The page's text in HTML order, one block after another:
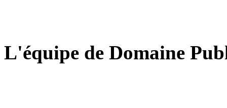
L'équipe de Domaine